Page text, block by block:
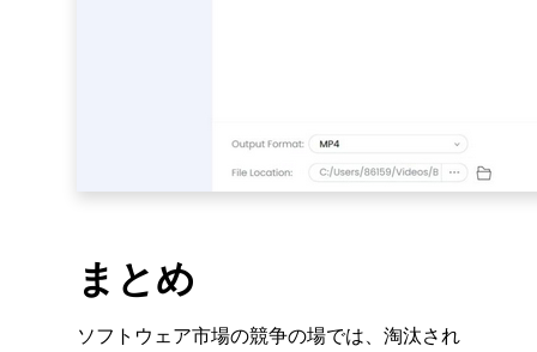
まとめ
ソフトウェア市場の競争の場では、淘汰され